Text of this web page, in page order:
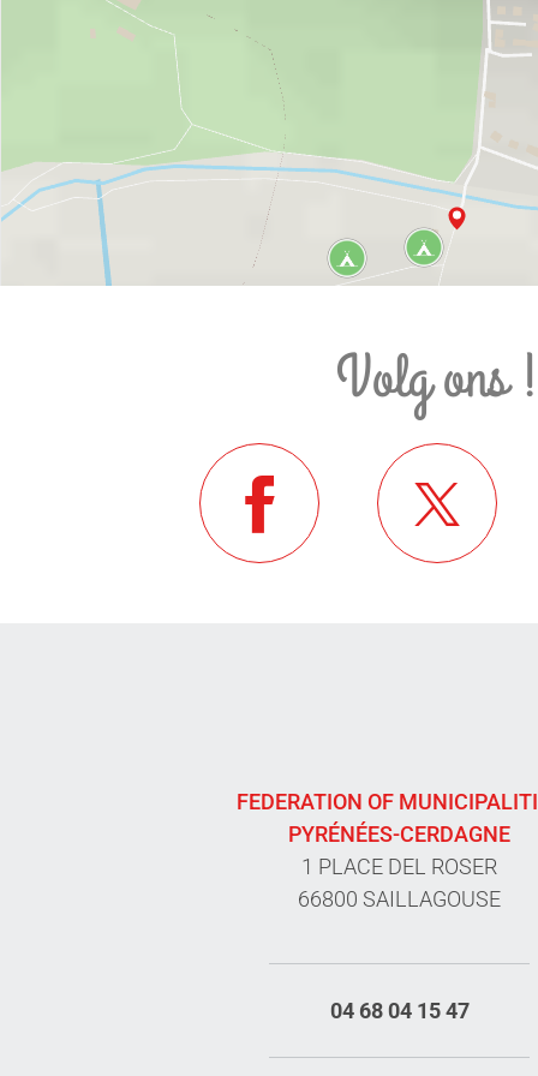
Volg ons !
FEDERATION OF
PYRÉNÉES-CERDAGNE
1 PLACE DEL ROSER
66800 SAILLAGOUSE
04 68 04 15 47